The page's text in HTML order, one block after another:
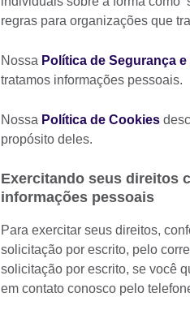
regras para organizações que
Nossa Política de Segurança
tratamos informações pessoais.
Nossa Política de Cookies
propósito deles.
Exercitando seus direitos
informações pessoais
Para exercitar seus direitos,
solicitação por escrito, pelo
solicitação por escrito, se você
em contato conosco pelo